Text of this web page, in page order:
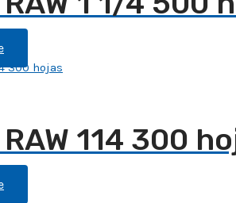
RAW 114 300